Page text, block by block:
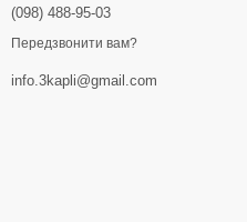
(098) 488-95-03
Передзвонити вам?
info.3kapli@gmail.com